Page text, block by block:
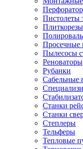
Пистолеты
Плиткорезы
Пылесосы
Реноваторы
Рубанки
Сабельные
Станки
Станки
Степлеры
Тельферы
Тепловые